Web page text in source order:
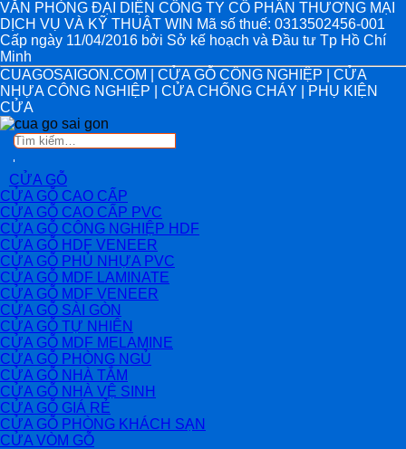
VĂN PHÒNG ĐẠI DIỆN CÔNG TY CỔ PHẦN THƯƠNG MẠI
DỊCH VỤ VÀ KỸ THUẬT WIN Mã số thuế: 0313502456-001
Cấp ngày 11/04/2016 bởi Sở kế hoạch và Đầu tư Tp Hồ Chí
Minh
CUAGOSAIGON.COM | CỬA GỖ CÔNG NGHIỆP | CỬA
NHỰA CÔNG NGHIỆP | CỬA CHỐNG CHÁY | PHỤ KIỆN
CỬA
Tìm
CỬA GỖ
CỬA GỖ CAO CẤP
CỬA GỖ CAO CẤP PVC
CỬA GỖ CÔNG NGHIỆP HDF
CỬA GỖ HDF VENEER
CỬA GỖ PHỦ NHỰA PVC
CỬA GỖ MDF LAMINATE
CỬA GỖ MDF VENEER
CỬA GỖ SÀI GÒN
CỬA GỖ TỰ NHIÊN
CỬA GỖ MDF MELAMINE
CỬA GỖ PHÒNG NGỦ
CỬA GỖ NHÀ TẮM
CỬA GỖ NHÀ VỆ SINH
CỬA GỖ GIÁ RẺ
CỬA GỖ PHÒNG KHÁCH SẠN
CỬA VÒM GỖ